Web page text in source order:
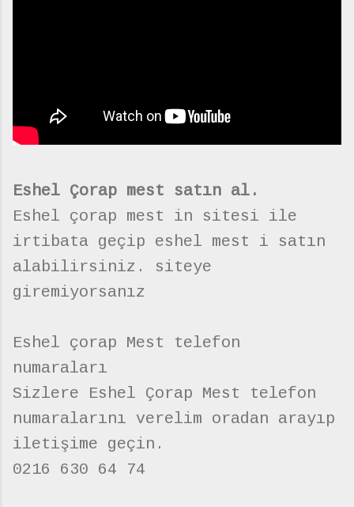
Eshel Çorap mest satın al.
Eshel çorap mest in sitesi ile
irtibata geçip eshel mest i satın
alabilirsiniz. siteye
giremiyorsanız
Eshel çorap Mest telefon
numaraları
Sizlere Eshel Çorap Mest telefon
numaralarını verelim oradan arayıp
iletişime geçin.
0216 630 64 74